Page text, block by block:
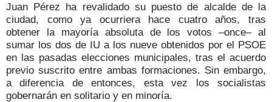
Juan Pérez ha revalidado su puesto de alcalde de la
ciudad, como ya ocurriera hace cuatro años, tras
obtener la mayoría absoluta de los votos –once– al
sumar los dos de IU a los nueve obtenidos por el PSOE
en las pasadas elecciones municipales, tras el acuerdo
previo suscrito entre ambas formaciones. Sin embargo,
a diferencia de entonces, esta vez los socialistas
gobernarán en solitario y en minoría.